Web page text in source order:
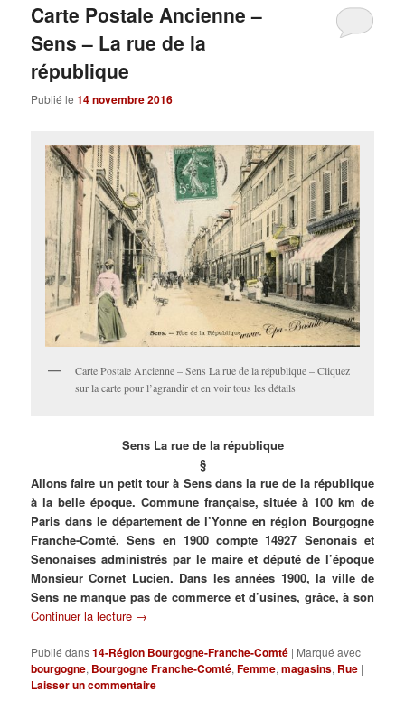
Carte Postale Ancienne –
Sens – La rue de la
république
Publié le14 novembre 2016
Carte Postale Ancienne – Sens La rue de la république – Cliquez
sur la carte pour l’agrandir et en voir tous les détails
Sens La rue de la république
§
Allons faire un petit tour à Sens dans la rue de la république
à la belle époque. Commune française, située à 100 km de
Paris dans le département de l’Yonne en région Bourgogne
Franche-Comté. Sens en 1900 compte 14927 Senonais et
Senonaises administrés par le maire et député de l’époque
Monsieur Cornet Lucien. Dans les années 1900, la ville de
Sens ne manque pas de commerce et d’usines, grâce, à son
Continuer la lecture →
Publié dans14-Région Bourgogne-Franche-Comté | Marqué avec
bourgogne, Bourgogne Franche-Comté,Femme,magasins, Rue |
Laisser un commentaire